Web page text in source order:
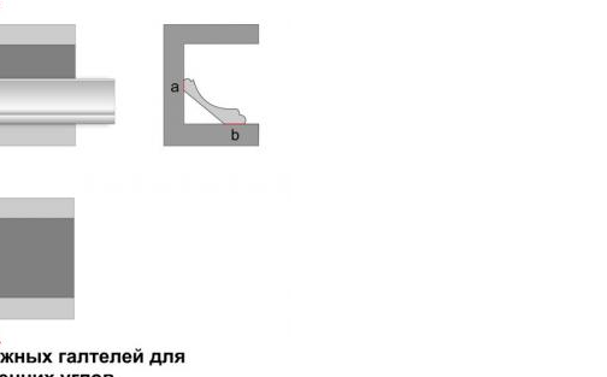
Плинтус без стусла
Плинтус из
пенополистирола